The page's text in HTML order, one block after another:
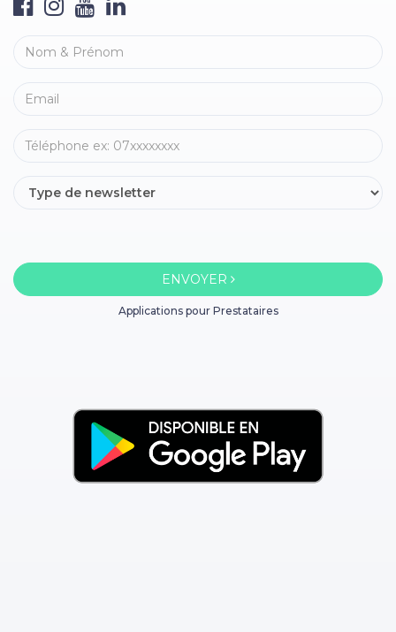
ENVOYER
Applications pour Prestataires